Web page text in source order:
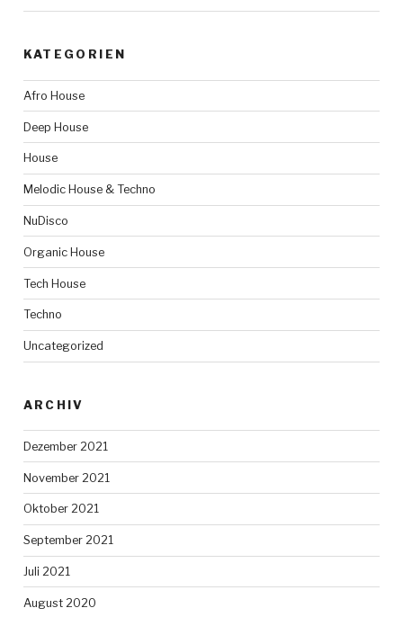
KATEGORIEN
Afro House
Deep House
House
Melodic House & Techno
NuDisco
Organic House
Tech House
Techno
Uncategorized
ARCHIV
Dezember 2021
November 2021
Oktober 2021
September 2021
Juli 2021
August 2020